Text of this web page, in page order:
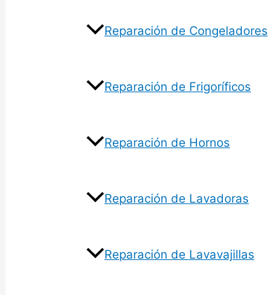
Reparación de Congeladores
Reparación de Frigoríficos
Reparación de Hornos
Reparación de Lavadoras
Reparación de Lavavajillas